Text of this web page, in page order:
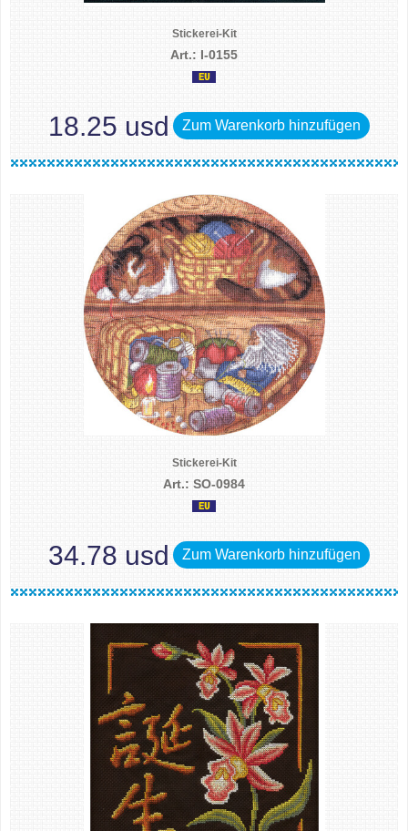
Stickerei-Kit
Art.: I-0155
18.25 usd Zum Warenkorb hinzufügen
Stickerei-Kit
Art.: SO-0984
34.78 usd Zum Warenkorb hinzufügen